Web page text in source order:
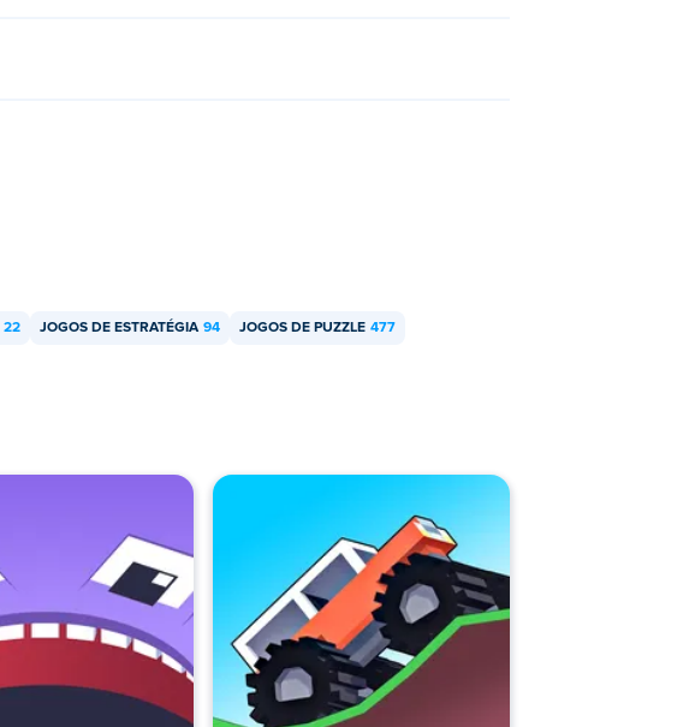
22 JOGOS DE ESTRATÉGIA 94 JOGOS DE PUZZLE 477